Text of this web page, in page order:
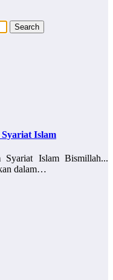
Islam
Islam Bismillah...
dalam…